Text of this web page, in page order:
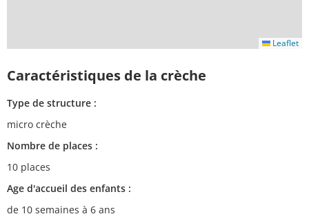
Leaflet
Caractéristiques de la crèche
Type de structure :
micro crèche
Nombre de places :
10 places
Age d'accueil des enfants :
de 10 semaines à 6 ans